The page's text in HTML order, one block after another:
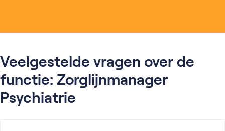
Veelgestelde vragen over de
functie: Zorglijnmanager
Psychiatrie